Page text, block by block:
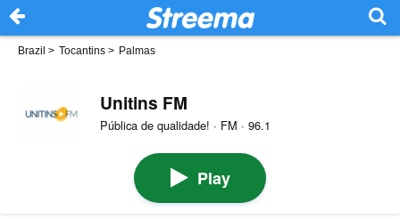
Brazil > Tocantins > Palmas
Unitins FM
Pública de qualidade! · FM · 96.1
Play